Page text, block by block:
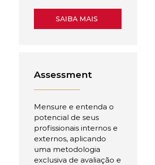
SAIBA MAIS
Assessment
Mensure e entenda o
potencial de seus
profissionais internos e
externos, aplicando
uma metodologia
exclusiva de avaliação e